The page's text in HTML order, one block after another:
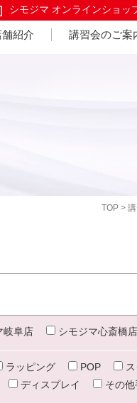
シモジマ オンラインショッ
舗紹介 講習会のご案
TOP >
岐阜店 シモジマ心斎橋店
ラッピング POP
ディスプレイ その